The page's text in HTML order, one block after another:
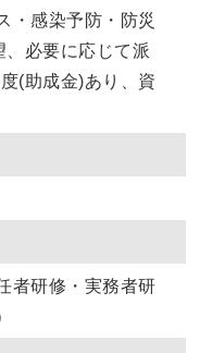
・感染予防・防災
必要に応じて派
(助成金)あり、資
者研修・実務者研